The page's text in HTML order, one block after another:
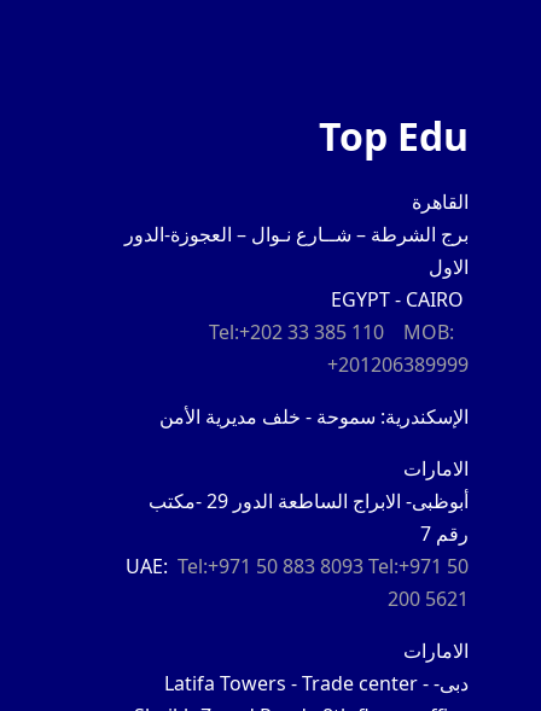
Top Edu
القاهرة
برج الشرطة – شــارع نـوال – العجوزة-الدور
الاول
Tel:+202 33 385 110
MOB:
+201206389999
الإسكندرية: سموحة - خلف مديرية الأمن
الامارات
أبوظبى- الابراج الساطعة الدور 29 -مكتب
رقم 7
UAE: Tel:+971 50 883 8093Tel:+971 50
200 5621
الامارات
دبى-Latifa Towers - Trade center -